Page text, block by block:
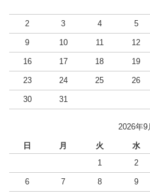
2 3 4 5
9 10 11 12
16 17 18 19
23 24 25 26
30 31
2026年9
日 月 火 水
1
2
6 7 8 9